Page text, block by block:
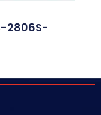
2806S-